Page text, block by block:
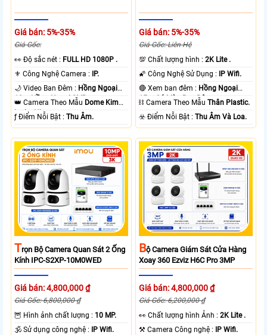
Giá bán: 5%-35%
Giá Gốc:
️👀 Độ sắc nét : FULL HD 1080P .
⚜️ Công Nghệ Camera : IP.
🌙 Video Ban Đêm : Hồng Ngoại
10m Hồng Ngoại SMD.
👑 Camera Theo Mẫu Dome Kim
loại + Nhựa.
️ƒ Điểm Nỗi Bật :Thu Âm.
Giá bán: 5%-35%
Giá Gốc: Liên Hệ
💯 Chất lượng hình :2K Lite .
🌠 Công Nghệ Sử Dụng : IP Wifi.
🔴 Xem ban đêm : Hồng Ngoại
15m Có Màu Ban Ðêm.
⛓ Camera Theo MẫuThân Plastic.
️☣️ Điểm Nỗi Bật :Thu Âm Và Loa.
TRọn Bộ Camera Quan Sát 2 Ống
Kính IPC-S2XP-10M0WED
Giá bán: 4,800,000 ₫
Giá Gốc: 6,800,000 ₫
🦉 Hình ảnh chất lượng : 10 MP.
🕉️ Sử dụng công nghệ : IP Wifi.
BỘ Camera Giám Sát Cửa Hàng
Xoay 360 Ezviz H6C Pro 3MP
Giá bán: 4,800,000 ₫
Giá Gốc: 6,200,000 ₫
️👀 Chất lượng hình Ảnh :2K Lite .
⚒ Camera Công nghệ : IP Wifi.